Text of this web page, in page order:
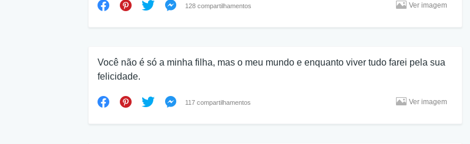
128 compartilhamentos Ver imagem
Você não é só a minha filha, mas o meu mundo e enquanto viver tudo farei pela sua
felicidade.
117 compartilhamentos Ver imagem